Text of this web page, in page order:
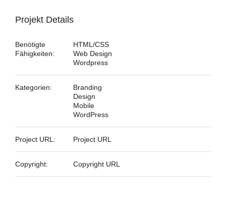
Projekt Details
Benötigte
Fähigkeiten:
HTML/CSS
Web Design
Wordpress
Kategorien:
Branding
Design
Mobile
WordPress
Project URL: Project URL
Copyright: Copyright URL